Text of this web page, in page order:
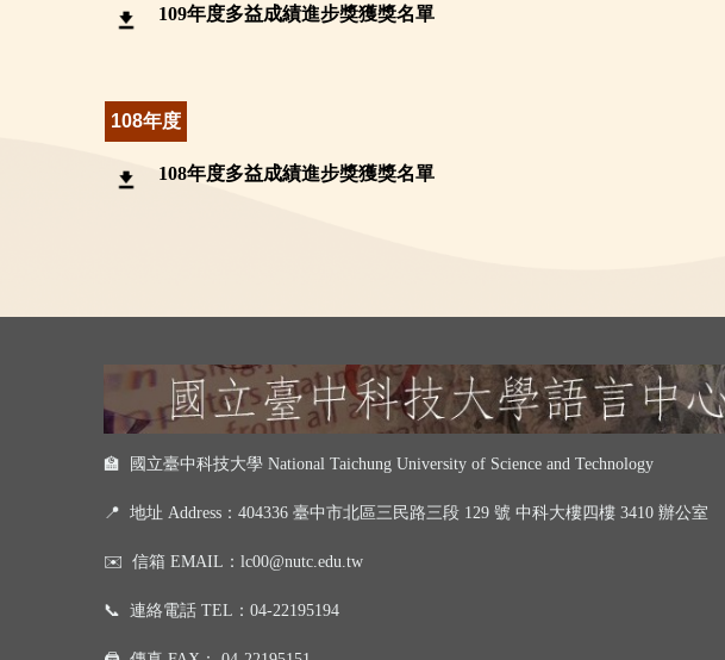
109年度多益成績進步獎獲獎名單
108年度
108年度多益成績進步獎獲獎名單
🏫 國立臺中科技大學 National Taichung University of Science and Technology
📍 地址 Address：404336 臺中市北區三民路三段 129 號 中科大樓四樓 3410 辦公室
✉️ 信箱 EMAIL： lc00@nutc.edu.tw
📞 連絡電話 TEL： 04-22195194